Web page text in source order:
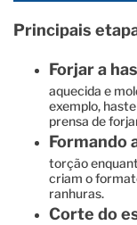
Principais
Forjar a
aquecida e
exemplo,
prensa de
Formando
torção
criam o
ranhuras.
Corte do